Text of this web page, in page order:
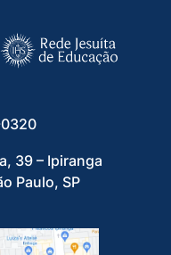
39 – Ipiranga
Paulo, SP